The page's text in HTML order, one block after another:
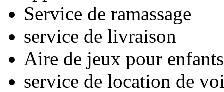
Service de ramassage
service de livraison
Aire de jeux pour enfants
service de location de